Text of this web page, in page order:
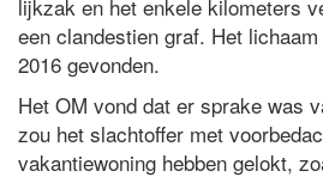
lijkzak en het enkele kilometers
een clandestien graf. Het
2016 gevonden.
Het OM vond dat er sprake was
zou het slachtoffer met
vakantiewoning hebben gelokt,